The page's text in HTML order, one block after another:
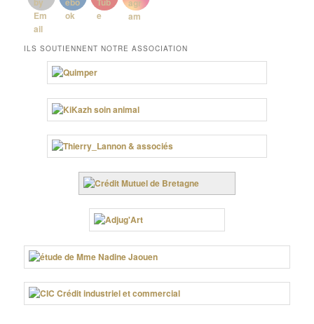
ILS SOUTIENNENT NOTRE ASSOCIATION